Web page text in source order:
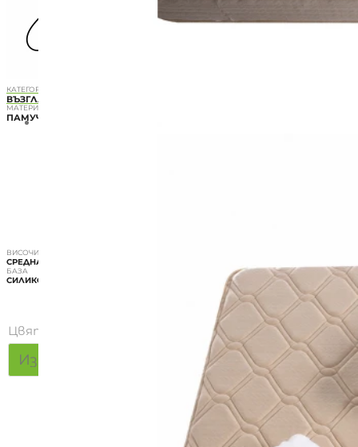
КАТЕГОРИЯ
ВЪЗГЛАВНИЦИ ЗА БРЕМЕННИ
МАТЕРИАЛ
ПАМУЧЕН САТЕН
ВИСОЧИНА
СРЕДНА
БАЗА
СИЛИКОНОВ ПУХ
Цвят на калъфа